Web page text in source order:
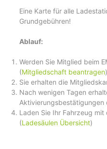
Eine Karte für alle
Grundgebühren!
Ablauf:
Werden Sie Mitglied beim
(Mitgliedschaft beantragen)
Sie erhalten die
Nach wenigen Tagen
Laden Sie Ihr Fahrzeug mit
(Ladesäulen Übersicht)